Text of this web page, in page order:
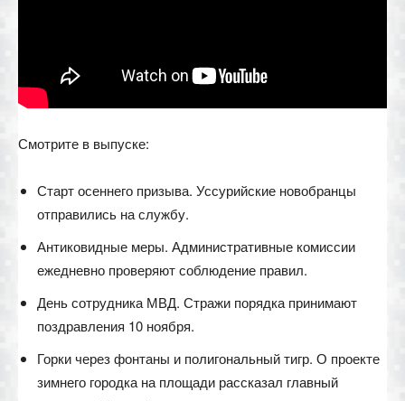
Смотрите в выпуске:
Старт осеннего призыва. Уссурийские новобранцы
отправились на службу.
Антиковидные меры. Административные комиссии
ежедневно проверяют соблюдение правил.
День сотрудника МВД. Стражи порядка принимают
поздравления 10 ноября.
Горки через фонтаны и полигональный тигр. О проекте
зимнего городка на площади рассказал главный